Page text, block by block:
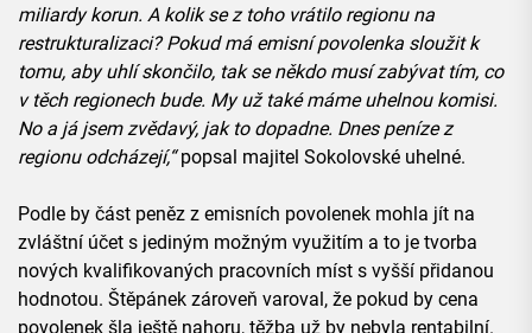
miliardy korun. A kolik se z toho vrátilo regionu na
restrukturalizaci? Pokud má emisní povolenka sloužit k
tomu, aby uhlí skončilo, tak se někdo musí zabývat tím, co
v těch regionech bude. My už také máme uhelnou komisi.
No a já jsem zvědavý, jak to dopadne. Dnes peníze z
regionu odcházejí,“popsal majitel Sokolovské uhelné.
Podle by část peněz z emisních povolenek mohla jít na
zvláštní účet s jediným možným využitím a to je tvorba
nových kvalifikovaných pracovních míst s vyšší přidanou
hodnotou. Štěpánek zároveň varoval, že pokud by cena
povolenek šla ještě nahoru, těžba už by nebyla rentabilní.